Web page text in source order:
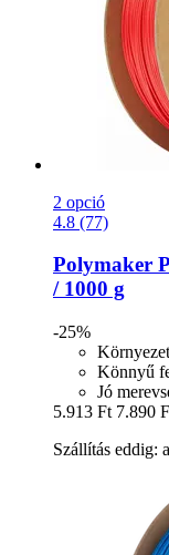
2 opció
4.8 (77)
Polymaker
/ 1000 g
-25%
Könnyű
Jó
5.913 Ft 7.890
Szállítás eddig: